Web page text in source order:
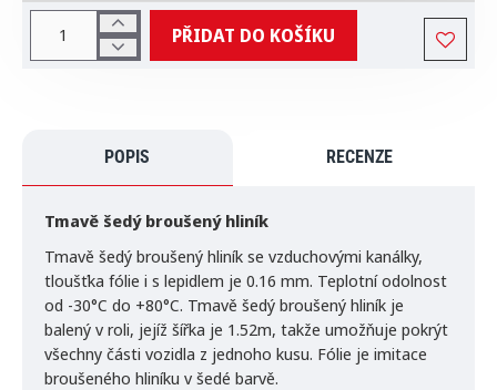
PŘIDAT DO KOŠÍKU
POPIS RECENZE
Tmavě šedý broušený hliník
Tmavě šedý broušený hliník se vzduchovými kanálky,
tloušťka fólie i s lepidlem je 0.16 mm. Teplotní odolnost
od -30°C do +80°C. Tmavě šedý broušený hliník je
balený v roli, jejíž šířka je 1.52m, takže umožňuje pokrýt
všechny části vozidla z jednoho kusu. Fólie je imitace
broušeného hliníku v šedé barvě.